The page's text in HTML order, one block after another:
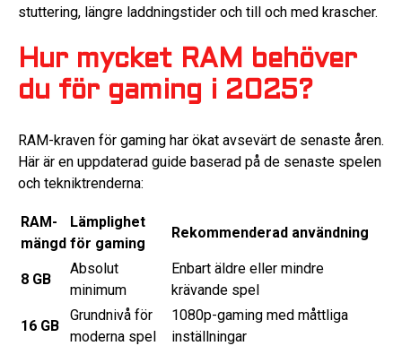
stuttering, längre laddningstider och till och med krascher.
Hur mycket RAM behöver
du för gaming i 2025?
RAM-kraven för gaming har ökat avsevärt de senaste åren.
Här är en uppdaterad guide baserad på de senaste spelen
och tekniktrenderna:
RAM-
mängd
Lämplighet
för gaming
Rekommenderad användning
8 GB
Absolut
minimum
Enbart äldre eller mindre
krävande spel
16 GB
Grundnivå för
moderna spel
1080p-gaming med måttliga
inställningar